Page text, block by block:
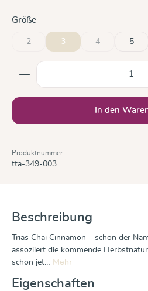
Größeauswählen
2
(Diese Option ist zurzeit nicht
3 4 5
Produkt Anzahl: Gib den
In den
Produktnummer:
tta-349-003
Beschreibung
Trias Chai Cinnamon – schon der
assoziiert die kommende
schon jet… Mehr
Eigenschaften